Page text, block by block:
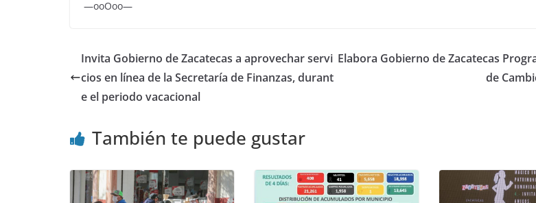
—ooOoo—
Invita Gobierno de Zacatecas a aprovechar servi
cios en línea de la Secretaría de Finanzas, durant
e el periodo vacacional
Elabora Gobierno de Zacatecas
de
También te puede gustar